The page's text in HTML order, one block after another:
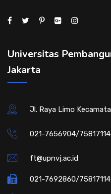
Universitas
Jakarta
Jl. Raya Limo
021-7656904/75817114
ft@upnvj.ac.id
021-7692860/75817114